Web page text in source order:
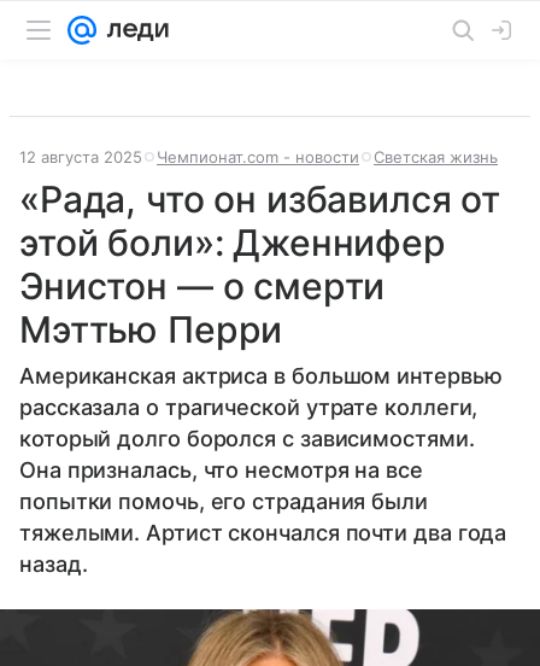
12 августа 2025 Чемпионат.com - новости Светская жизнь
«Рада, что он избавился от
этой боли»: Дженнифер
Энистон — о смерти
Мэттью Перри
Американская актриса в большом интервью
рассказала о трагической утрате коллеги,
который долго боролся с зависимостями.
Она призналась, что несмотря на все
попытки помочь, его страдания были
тяжелыми. Артист скончался почти два года
назад.